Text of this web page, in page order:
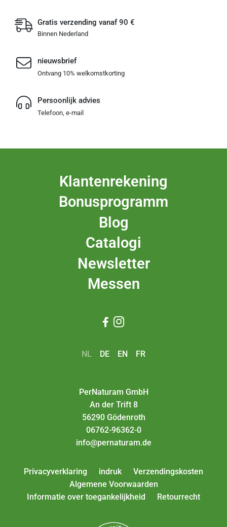
Gratis verzending vanaf 90 €
Binnen Nederland
nieuwsbrief
Ontvang 10% welkomstkorting
Persoonlijk advies
Telefoon, e-mail
Klantenrekening
Bonusprogramm
Blog
Catalogi
Newsletter
Messen
 
NL DE EN FR
PerNaturam GmbH
An der Trift 8
56290 Gödenroth
06762-96362-0
info@pernaturam.de
Privacyverklaring indruk
Verzendingskosten
Algemene Voorwaarden
Informatie over toegankelijkheid
Retourrecht